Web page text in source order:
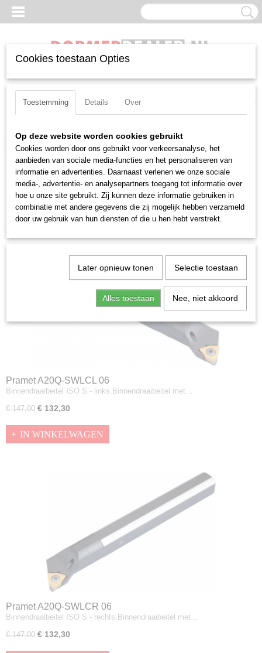
Inloggen Registreren UW WINKELWAGEN
Home >Beitels>Positief>WC(MT)> Inwendig
Sorteer op:
1 2 »
Pramet A20Q-SWLCL 06
Binnendraaibeitel ISO S - links.Binnendraaibeitel met…
€ 147,00 € 132,30
IN WINKELWAGEN
Pramet A20Q-SWLCR 06
Binnendraaibeitel ISO S - rechts.Binnendraaibeitel met…
€ 147,00 € 132,30
Cookies toestaan Opties
Toestemming Details Over
Op deze website worden cookies gebruikt
Cookies worden door ons gebruikt voor verkeersanalyse, het
aanbieden van sociale media-functies en het personaliseren van
informatie en advertenties. Daarnaast verlenen we onze sociale
media-, advertentie- en analysepartners toegang tot informatie over
hoe u onze site gebruikt. Zij kunnen deze informatie gebruiken in
combinatie met andere gegevens die zij mogelijk hebben verzameld
door uw gebruik van hun diensten of die u hen hebt verstrekt.
Later opnieuw tonen Selectie toestaan
Alles toestaan Nee, niet akkoord